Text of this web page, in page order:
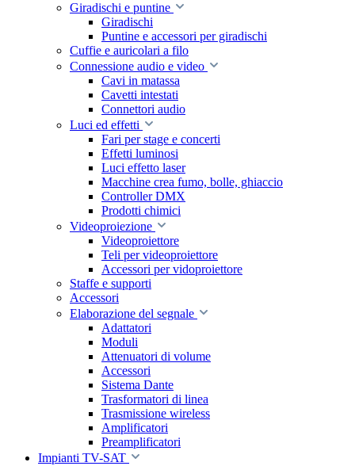
Giradischi e puntine
Giradischi
Puntine e accessori per giradischi
Cuffie e auricolari a filo
Connessione audio e video
Cavi in matassa
Cavetti intestati
Connettori audio
Luci ed effetti
Fari per stage e concerti
Effetti luminosi
Luci effetto laser
Macchine crea fumo, bolle, ghiaccio
Controller DMX
Prodotti chimici
Videoproiezione
Videoproiettore
Teli per videoproiettore
Accessori per vidoproiettore
Staffe e supporti
Accessori
Elaborazione del segnale
Adattatori
Moduli
Attenuatori di volume
Accessori
Sistema Dante
Trasformatori di linea
Trasmissione wireless
Amplificatori
Preamplificatori
Impianti TV-SAT